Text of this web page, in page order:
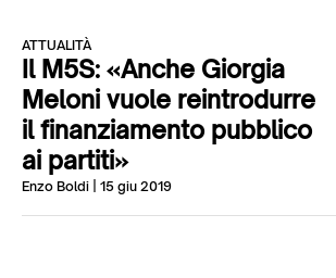
ATTUALITÀ
Il M5S: «Anche Giorgia
Meloni vuole reintrodurre
il finanziamento pubblico
ai partiti»
Enzo Boldi | 15 giu 2019